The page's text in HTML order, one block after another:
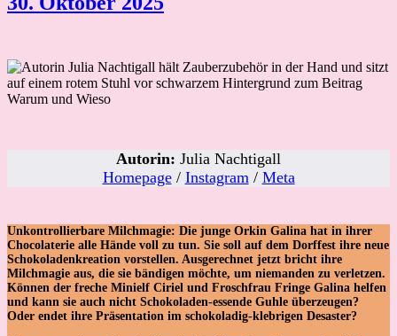
Autorin: Julia Nachtigall
Homepage/ Instagram / Meta
Unkontrollierbare Milchmagie: Die junge Orkin Galina hat in ihrer
Chocolaterie alle Hände voll zu tun. Sie soll auf dem Dorffest ihre neue
Schokoladenkreation vorstellen. Ausgerechnet jetzt bricht ihre
Milchmagie aus, die sie bändigen möchte, um niemanden zu verletzen.
Können der freche Minielf Ciriel und Froschfrau Fringe Galina helfen
und kann sie auch nicht Schokoladen-essende Guhle überzeugen?
Oder endet ihre Präsentation im schokoladig-klebrigen Desaster?